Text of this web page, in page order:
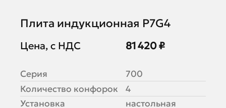
Плита индукционная P7G4
Цена, с НДС 81 420 ₽
Серия
700
Количество конфорок
4
Установка
настольная